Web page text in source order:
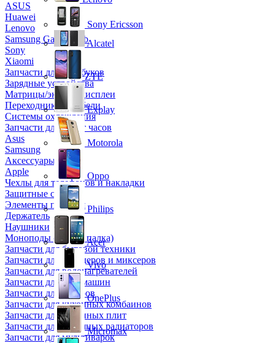
ASUS
Huawei
Lenovo
Samsung Galaxy Tab
Sony
Xiaomi
Запчасти для ноутбуков
Зарядные устройства
Матрицы/экраны/дисплеи
Переходники и кабели
Системы охлаждения
Запчасти для смарт часов
Asus
Samsung
Аксессуары
Apple
Чехлы для телефонов и накладки
Защитные стекла
Элементы питания
Держатель
Наушники
Моноподы (Селфи палка)
Запчасти для бытовой техники
Запчасти для блендеров и миксеров
Запчасти для водонагревателей
Запчасти для кофемашин
Запчасти для кулеров
Запчасти для кухонных комбаинов
Запчасти для кухонных плит
Запчасти для масляных радиаторов
Запчасти для мультиварок
Sony Ericsson
Alcatel
ZTE
Explay
Motorola
Oppo
Philips
Acer
Vivo
OnePlus
Micromax